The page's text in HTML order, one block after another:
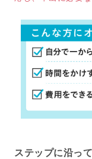
ステップに沿っ